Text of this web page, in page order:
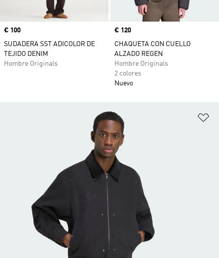
Precio
€ 100
SUDADERA SST ADICOLOR DE
TEJIDO DENIM
Hombre Originals
Precio
€ 120
CHAQUETA CON CUELLO
ALZADO REGEN
Hombre Originals
2 colores
Nuevo